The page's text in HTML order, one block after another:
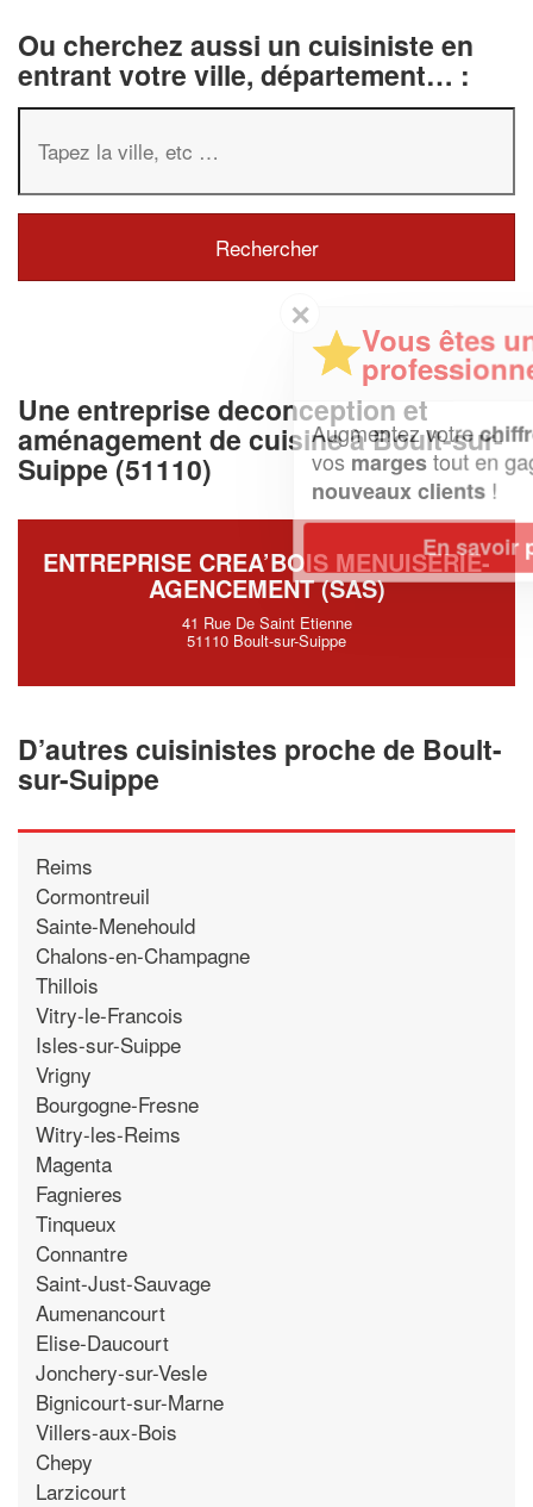
Ou cherchez aussi un cuisiniste en
entrant votre ville, département… :
Une entreprise deconception et
aménagement de cuisine à Boult-sur-
Suippe (51110)
ENTREPRISE CREA’BOIS MENUISERIE-
AGENCEMENT (SAS)
41 Rue De Saint Etienne
51110 Boult-sur-Suippe
D’autres cuisinistes proche de Boult-
sur-Suippe
Reims
Cormontreuil
Sainte-Menehould
Chalons-en-Champagne
Thillois
Vitry-le-Francois
Isles-sur-Suippe
Vrigny
Bourgogne-Fresne
Witry-les-Reims
Magenta
Fagnieres
Tinqueux
Connantre
Saint-Just-Sauvage
Aumenancourt
Elise-Daucourt
Jonchery-sur-Vesle
Bignicourt-sur-Marne
Villers-aux-Bois
Chepy
Larzicourt
Vous êtes un
professionnel ?
Augmentez votrechiffre d'affaireset
vosmarges
tout en gagnant de
nouveaux clients!
En savoir plus